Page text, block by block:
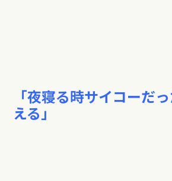
「夜寝る時サイコーだ
える」